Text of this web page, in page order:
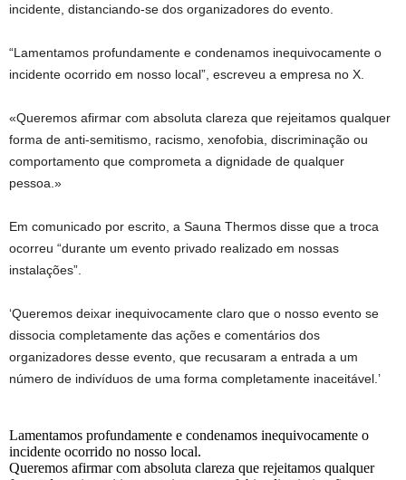
incidente, distanciando-se dos organizadores do evento.
“Lamentamos profundamente e condenamos inequivocamente o
incidente ocorrido em nosso local”, escreveu a empresa no X.
«Queremos afirmar com absoluta clareza que rejeitamos qualquer
forma de anti-semitismo, racismo, xenofobia, discriminação ou
comportamento que comprometa a dignidade de qualquer
pessoa.»
Em comunicado por escrito, a Sauna Thermos disse que a troca
ocorreu “durante um evento privado realizado em nossas
instalações”.
‘Queremos deixar inequivocamente claro que o nosso evento se
dissocia completamente das ações e comentários dos
organizadores desse evento, que recusaram a entrada a um
número de indivíduos de uma forma completamente inaceitável.’
Lamentamos profundamente e condenamos inequivocamente o
incidente ocorrido no nosso local.
Queremos afirmar com absoluta clareza que rejeitamos qualquer